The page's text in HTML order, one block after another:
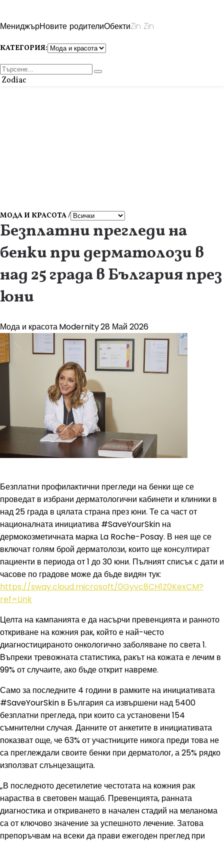
МениджърНовите родителиОбектиZin Zin
КАТЕГОРИЯ:
Zodiac
МОДА И КРАСОТА /
Безплатни прегледи на
бенки при дерматолози в
над 25 града в България през
юни
Мода и красотаModernity28 Май 2026
Безплатни профилактични прегледи на бенки ще се
проведат в избрани дерматологични кабинети и клиники в
над 25 града в цялата страна през юни. Те са част от
националната инициатива #SaveYourSkin на
дермокозметичната марка La Roche-Posay. В нея ще се
включат голям брой дерматолози, които ще консултират
пациенти в периода от 1 до 30 юни. Пълният списък с дати и
часове по градове може да бъде видян тук:
https://sway.cloud.microsoft/0Gyvc8CH1Z0KexCM?
ref=Link
Целта на кампанията е да насърчи превенцията и ранното
откриване на кожния рак, който е най-често
диагностицираното онкологично заболяване по света 1.
Въпреки тревожната статистика, ракът на кожата е лечим в
99% от случаите, ако бъде открит навреме.
Само за последните 4 години в рамките на инициативата
#SaveYourSkin в България са извършени над 5400
безплатни прегледа, при които са установени 154
съмнителни случая. Данните от анкетите в инициативата
показват още, че 63% от участниците никога преди това не
са преглеждали своите бенки при дерматолог, а 25% рядко
използват слънцезащита.
„В последното десетилетие честотата на кожния рак
нараства в световен мащаб. Превенцията, ранната
диагностика и откриването в начален стадий на меланома
са от ключово значение за успешното лечение. Затова
препоръчвам на всеки да прави ежегоден преглед при